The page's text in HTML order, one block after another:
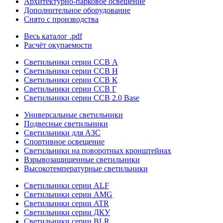
Дополнительное оборудование
Снято с производства
Весь каталог .pdf
Расчёт окупаемости
Светильники серии ССВ А
Светильники серии ССВ Н
Светильники серии ССВ К
Светильники серии ССВ Г
Светильники серии ССВ 2.0 Base
Универсальные светильники
Подвесные светильники
Светильники для АЗС
Спортивное освещение
Светильники на поворотных кронштейнах
Взрывозащищенные светильники
Высокотемпературные светильники
Светильники серии ALF
Светильники серии AMG
Светильники серии ATR
Светильники серии ДКУ
Светильники серии BLR